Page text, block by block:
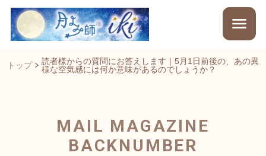
トップ
読者様からの質問にお答えします｜5月1日前後の、あの異
様な空気感には何か意味があるのでしょうか？
MAIL MAGAZINE
BACKNUMBER